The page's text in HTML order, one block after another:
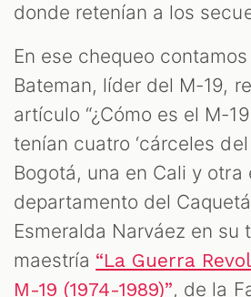
donde retenían a los
En ese chequeo
Bateman, líder del M-19,
artículo “¿Cómo es el M-
tenían cuatro ‘cárceles del
Bogotá, una en Cali y otra
departamento del
Esmeralda Narváez en su
maestría “La Guerra
M-19 (1974-1989)”, de la